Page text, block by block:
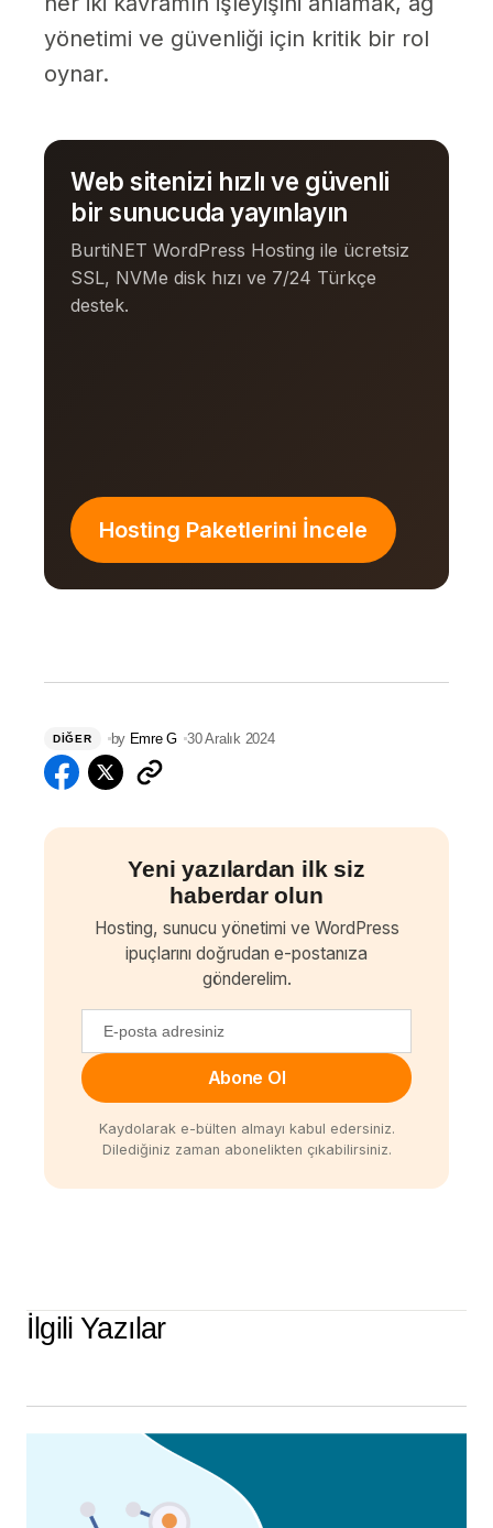
yönetimi ve güvenliği için kritik bir rol
oynar.
Web sitenizi hızlı ve güvenli
bir sunucuda yayınlayın
BurtiNET WordPress Hosting ile ücretsiz
SSL, NVMe disk hızı ve 7/24 Türkçe
destek.
Hosting Paketlerini İncele
DIĞER by Emre G 30 Aralık 2024
Yeni yazılardan ilk siz
haberdar olun
Hosting, sunucu yönetimi ve WordPress
ipuçlarını doğrudan e-postanıza
gönderelim.
Abone Ol
Kaydolarak e-bülten almayı kabul edersiniz.
Dilediğiniz zaman abonelikten çıkabilirsiniz.
İlgili Yazılar